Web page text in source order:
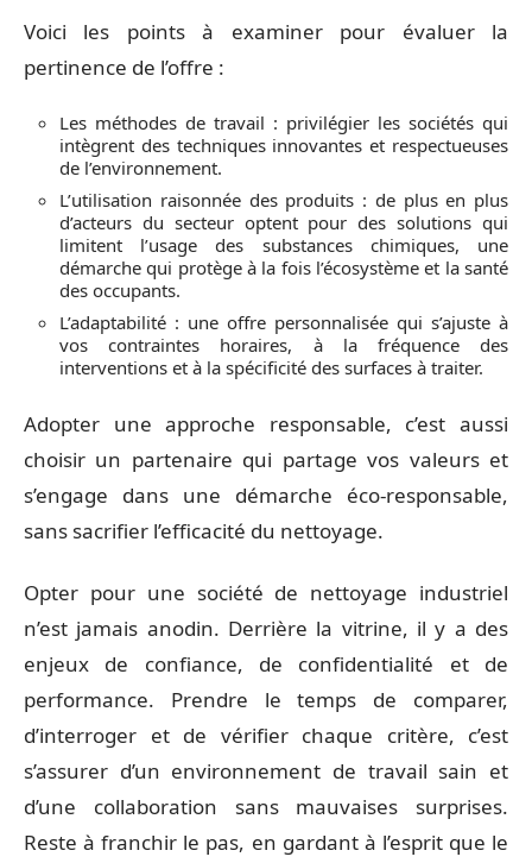
Voici les points à examiner pour évaluer la
pertinence de l’offre :
Les méthodes de travail : privilégier les sociétés qui
intègrent des techniques innovantes et respectueuses
de l’environnement.
L’utilisation raisonnée des produits : de plus en plus
d’acteurs du secteur optent pour des solutions qui
limitent l’usage des substances chimiques, une
démarche qui protège à la fois l’écosystème et la santé
des occupants.
L’adaptabilité : une offre personnalisée qui s’ajuste à
vos contraintes horaires, à la fréquence des
interventions et à la spécificité des surfaces à traiter.
Adopter une approche responsable, c’est aussi
choisir un partenaire qui partage vos valeurs et
s’engage dans une démarche éco-responsable,
sans sacrifier l’efficacité du nettoyage.
Opter pour une société de nettoyage industriel
n’est jamais anodin. Derrière la vitrine, il y a des
enjeux de confiance, de confidentialité et de
performance. Prendre le temps de comparer,
d’interroger et de vérifier chaque critère, c’est
s’assurer d’un environnement de travail sain et
d’une collaboration sans mauvaises surprises.
Reste à franchir le pas, en gardant à l’esprit que le